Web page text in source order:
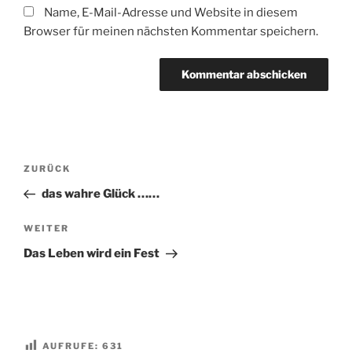
Name, E-Mail-Adresse und Website in diesem
Browser für meinen nächsten Kommentar speichern.
Beitragsnavigation
Vorheriger
Beitrag
ZURÜCK
das wahre Glück ……
Nächster
Beitrag
WEITER
Das Leben wird ein Fest
AUFRUFE: 631